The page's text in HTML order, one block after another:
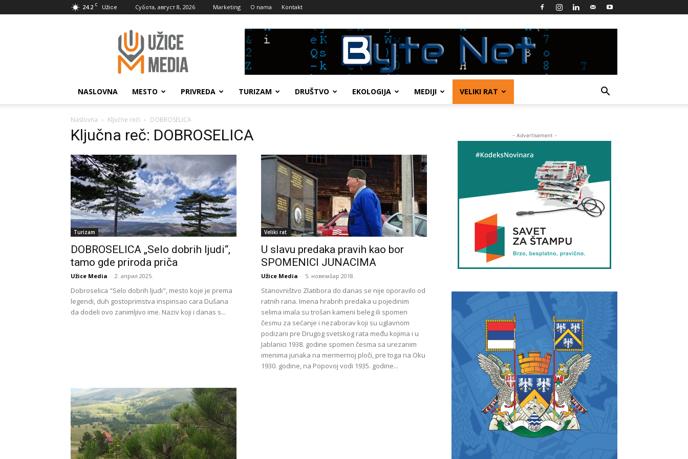
24.2 C Užice Субота, август 8, 2026 Marketing O nama Kontakt
UžiceMedia
NASLOVNA MESTO PRIVREDA TURIZAM DRUŠTVO EKOLOGIJA MEDIJI VELIKI RAT
Naslovna Ključne reči DOBROSELICA
Ključna reč: DOBROSELICA
Turizam
DOBROSELICA „Selo dobrih ljudi“,
tamo gde priroda priča
Užice Media - 2. април 2025.
Dobroselica "Selo dobrih ljudi", mesto koje je prema
legendi, duh gostoprimstva inspirisao cara Dušana
da dodeli ovo zanimljivo ime. Naziv koji i danas s...
Veliki rat
U slavu predaka pravih kao bor
SPOMENICI JUNACIMA
Užice Media - 5. новембар 2018.
Stanovništvo Zlatibora do danas se nije oporavilo od
ratnih rana. Imena hrabrih predaka u pojedinim
selima imala su trošan kameni beleg ili spomen
česmu za sećanje i nezaborav koji su uglavnom
podizani pre Drugog svetskog rata među kojima i u
Jablanici 1938. godine spomen česma sa urezanim
imenima junaka na mermernoj ploči, pre toga na Oku
1930. godine, na Popovoj vodi 1935. godine...
- Advertisement -